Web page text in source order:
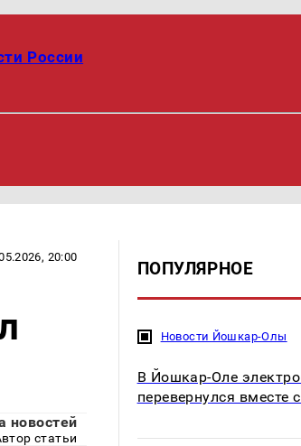
России
20:00
новостей
статьи
ПОПУЛЯРНОЕ
Новости Йошкар-Олы
В Йошкар-Оле
перевернулся вместе